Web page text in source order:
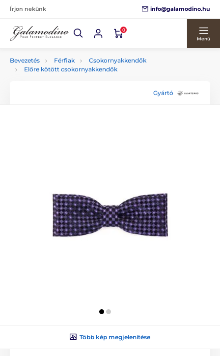
Írjon nekünk info@galamodino.hu
0
Menü
Bevezetés Férfiak
Csokornyakkendők
Előre kötött csokornyakkendők
Gyártó
Több kép megjelenítése